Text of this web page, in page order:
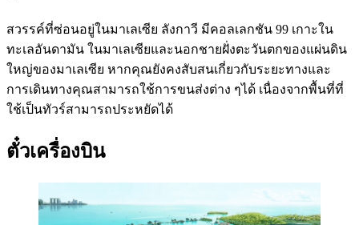
สวรรค์ที่ซ่อนอยู่ในมาเลเซีย ลังกาวี มีคอลเลกชัน 99 เกาะใน
ทะเลอันดามัน ในมาเลเซียและนอกชายฝั่งตะวันตกของแผ่นดิน
ใหญ่ของมาเลเซีย หากคุณยังคงสับสนเกี่ยวกับระยะทางและ
การเดินทางคุณสามารถใช้การขนส่งต่าง ๆได้ เนื่องจากพื้นที่ที่
ใช้เป็นทัวร์สามารถประหยัดได้
ตั๋วเครื่องบิน